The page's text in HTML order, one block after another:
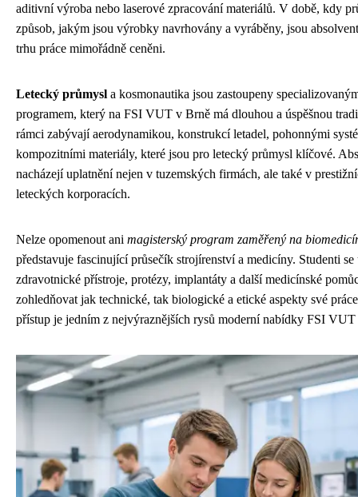
aditivní výroba nebo laserové zpracování materiálů. V době, kdy
způsob, jakým jsou výrobky navrhovány a vyráběny, jsou
trhu práce mimořádně ceněni.
Letecký průmysl a kosmonautika jsou zastoupeny
programem, který na FSI VUT v Brně má dlouhou a úspěšnou
rámci zabývají aerodynamikou, konstrukcí letadel, pohonnými
kompozitními materiály, které jsou pro letecký průmysl klíčové.
nacházejí uplatnění nejen v tuzemských firmách, ale také v
leteckých korporacích.
Nelze opomenout ani magisterský program zaměřený na
představuje fascinující průsečík strojírenství a medicíny. Studenti
zdravotnické přístroje, protézy, implantáty a další medicínské
zohledňovat jak technické, tak biologické a etické aspekty své
přístup je jedním z nejvýraznějších rysů moderní nabídky FSI